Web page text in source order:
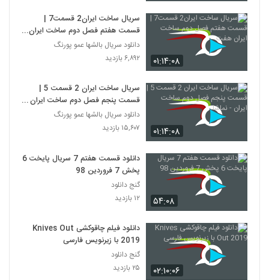
۰۱:۱۴:۰۸
سریال ساخت ایران2 قسمت7 |
قسمت هفتم فصل دوم ساخت ایران
هفت
دانلود سریال بالشها عمو پورنگ
۶,۸۹۲ بازدید
۰۱:۱۴:۰۸
سریال ساخت ایران 2 قسمت 5 |
قسمت پنجم فصل دوم ساخت ایران -
نماشا
دانلود سریال بالشها عمو پورنگ
۱۵,۶۰۷ بازدید
۵۴:۰۸
دانلود قسمت هفتم 7 سریال پایخت 6
پخش 7 فروردین 98
گنج دانلود
۱۲ بازدید
۰۲:۱۰:۰۶
دانلود فیلم چاقوکشی Knives Out
2019 با زیرنویس فارسی
گنج دانلود
۲۵ بازدید